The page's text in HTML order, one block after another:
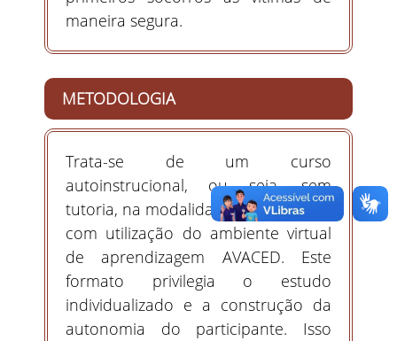
maneira segura.
METODOLOGIA
Trata-se de um curso
autoinstrucional, ou seja, sem
tutoria, na modalidade a distância, e
com utilização do ambiente virtual
de aprendizagem AVACED. Este
formato privilegia o estudo
individualizado e a construção da
autonomia do participante. Isso